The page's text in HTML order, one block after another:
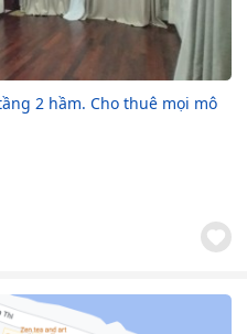
2 hầm. Cho thuê mọi mô